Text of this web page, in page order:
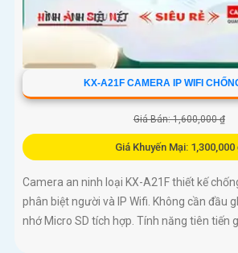
KX-A21F CAMERA IP WIFI
Giá Bán: 1,600,000 ₫
Giá Khuyến Mại: 1,300,000
Camera an ninh loại KX-A21F thiết kế
phân biệt người và IP Wifi. Không cần đầu
nhớ Micro SD tích hợp. Tính năng tiên tiến